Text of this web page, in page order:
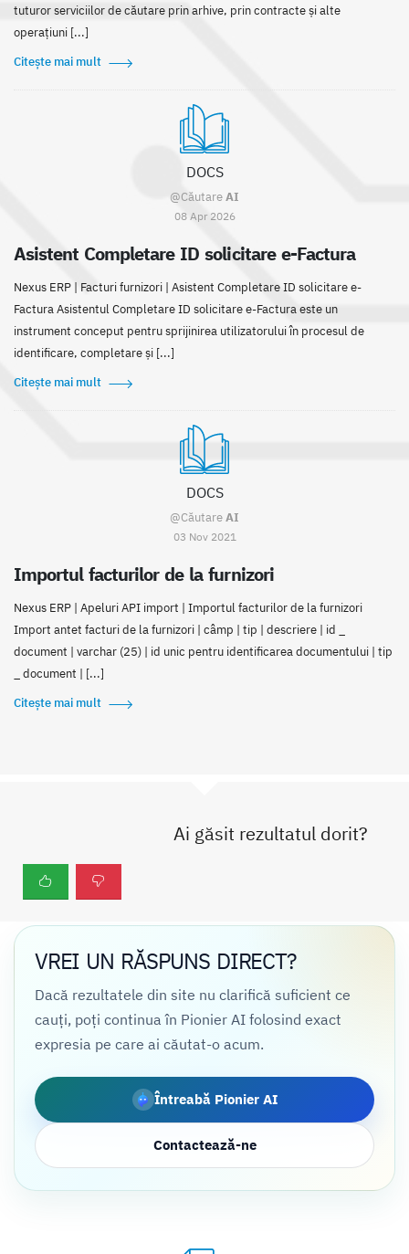
tuturor serviciilor de căutare prin arhive, prin contracte și alte
operațiuni [...]
Citește mai mult
DOCS
@CăutareAI
08 Apr 2026
Asistent Completare ID solicitare e-Factura
Nexus ERP | Facturi furnizori | Asistent Completare ID solicitare e-
Factura Asistentul Completare ID solicitare e-Factura este un
instrument conceput pentru sprijinirea utilizatorului în procesul de
identificare, completare și [...]
Citește mai mult
DOCS
@CăutareAI
03 Nov 2021
Importul facturilor de la furnizori
Nexus ERP | Apeluri API import | Importul facturilor de la furnizori
Import antet facturi de la furnizori | câmp | tip | descriere | id _
document | varchar (25) | id unic pentru identificarea documentului | tip
_ document | [...]
Citește mai mult
Ai găsit rezultatul dorit?
VREI UN RĂSPUNS DIRECT?
Dacă rezultatele din site nu clarifică suficient ce
cauți, poți continua în Pionier AI folosind exact
expresia pe care ai căutat-o acum.
Întreabă Pionier AI
Contactează-ne